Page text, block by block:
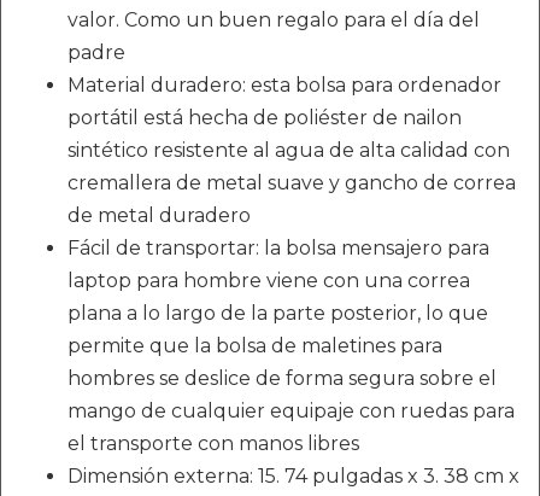
valor. Como un buen regalo para el día del
padre
Material duradero: esta bolsa para ordenador
portátil está hecha de poliéster de nailon
sintético resistente al agua de alta calidad con
cremallera de metal suave y gancho de correa
de metal duradero
Fácil de transportar: la bolsa mensajero para
laptop para hombre viene con una correa
plana a lo largo de la parte posterior, lo que
permite que la bolsa de maletines para
hombres se deslice de forma segura sobre el
mango de cualquier equipaje con ruedas para
el transporte con manos libres
Dimensión externa: 15. 74 pulgadas x 3. 38 cm x